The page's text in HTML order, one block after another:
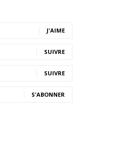
J'AIME
SUIVRE
SUIVRE
S'ABONNER